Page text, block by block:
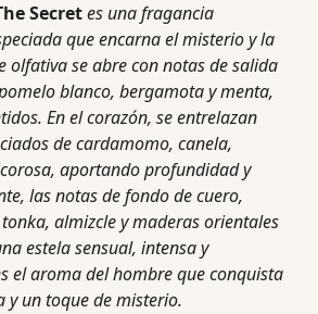
Secretes una fragancia
que encarna el misterio y la
olfativa se abre con notas de salida
blanco, bergamota y menta,
En el corazón, se entrelazan
de cardamomo, canela,
aportando profundidad y
las notas de fondo de cuero,
almizcle y maderas orientales
estela sensual, intensa y
el aroma del hombre que conquista
y un toque de misterio.